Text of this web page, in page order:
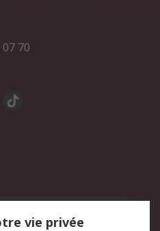
07 70
2.500 marques
vie privée